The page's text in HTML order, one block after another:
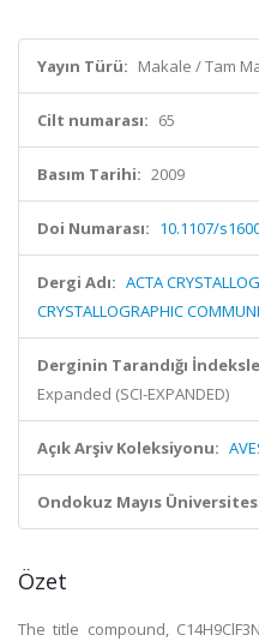
Yayın Türü: Makale / Tam
Cilt numarası: 65
Basım Tarihi: 2009
Doi Numarası: 10.1107/
Dergi Adı: ACTA
CRYSTALLOGRAPHIC
Derginin Tarandığı
Expanded (SCI-EXPANDED)
Açık Arşiv Koleksiyonu:
Ondokuz Mayıs
Özet
The title compound,